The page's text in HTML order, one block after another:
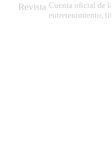
Cuenta oficial de
entretenimiento,